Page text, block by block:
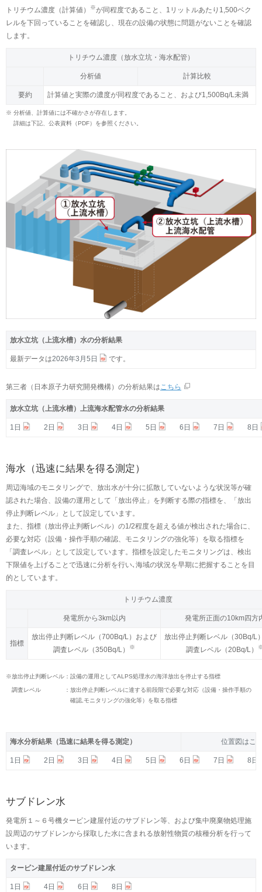
トリチウム濃度（計算値） ※が同程度であること、1リットルあたり1,500ベク
レルを下回っていることを確認し、現在の設備の状態に問題がないことを確認
します。
トリチウム濃度（放水立坑・海水配管）
分析値 計算比較
要約 計算値と実際の濃度が同程度であること、および1,500Bq/L未満
※ 分析値、計算値には不確かさが存在します。
詳細は下記、公表資料（PDF）を参照ください。
放水立坑（上流水槽）水の分析結果
最新データは2026年3月5日 です。
第三者（日本原子力研究開発機構）の分析結果はこちら
放水立坑（上流水槽）上流海水配管水の分析結果
1日 2日 3日 4日 5日 6日 7日 8日
放水立坑（上流水槽）上流海水配管水の分析結果
1日 2日 3日 4日 5日 6日 7日 8日
海水（迅速に結果を得る測定）
周辺海域のモニタリングで、放出水が十分に拡散していないような状況等が確
認された場合、設備の運用として「放出停止」を判断する際の指標を、「放出
停止判断レベル」として設定しています。
また、指標（放出停止判断レベル）の1/2程度を超える値が検出された場合に、
必要な対応（設備・操作手順の確認、モニタリングの強化等）を取る指標を
「調査レベル」として設定しています。指標を設定したモニタリングは、検出
下限値を上げることで迅速に分析を行い､海域の状況を早期に把握することを目
的としています。
トリチウム濃度
発電所から3km以内 発電所正面の10km四方
指標
放出停止判断レベル（700Bq/L）および
調査レベル（350Bq/L）
※
放出停止判断レベル（30Bq/L
調査レベル（20Bq/L）
トリチウム濃度
発電所から3km以内 発電所正面の10km四方
指標
放出停止判断レベル（700Bq/L）および
調査レベル（350Bq/L）
※
放出停止判断レベル（30Bq/L
調査レベル（20Bq/L）
※放出停止判断レベル： 設備の運用としてALPS処理水の海洋放出を停止する指標
調査レベル ： 放出停止判断レベルに達する前段階で必要な対応（設備・操作手順の
確認,モニタリングの強化等）を取る指標
海水分析結果（迅速に結果を得る測定） 位置図はこ
1日 2日 3日 4日 5日 6日 7日 8日
海水分析結果（迅速に結果を得る測定） 位置図はこ
1日 2日 3日 4日 5日 6日 7日 8日
サブドレン水
発電所１～６号機タービン建屋付近のサブドレン等、および集中廃棄物処理施
設周辺のサブドレンから採取した水に含まれる放射性物質の核種分析を行って
います。
タービン建屋付近のサブドレン水
1日 4日 6日 8日